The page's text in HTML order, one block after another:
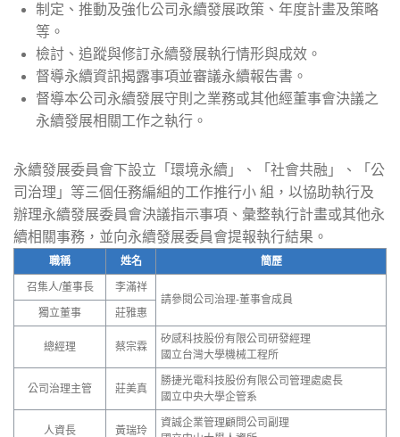
制定、推動及強化公司永續發展政策、年度計畫及策略
等。
檢討、追蹤與修訂永續發展執行情形與成效。
督導永續資訊揭露事項並審議永續報告書。
督導本公司永續發展守則之業務或其他經董事會決議之
永續發展相關工作之執行。
永續發展委員會下設立「環境永續」、「社會共融」、「公
司治理」等三個任務編組的工作推行小 組，以協助執行及
辦理永續發展委員會決議指示事項、彙整執行計畫或其他永
續相關事務，並向永續發展委員會提報執行結果。
職稱 姓名 簡歷
召集人/董事長
李滿祥
請參閱公司治理-董事會成員
獨立董事
莊雅惠
總經理 蔡宗霖
矽感科技股份有限公司研發經理
國立台灣大學機械工程所
公司治理主管 莊美真
勝捷光電科技股份有限公司管理處處長
國立中央大學企管系
人資長 黃瑞玲
資誠企業管理顧問公司副理